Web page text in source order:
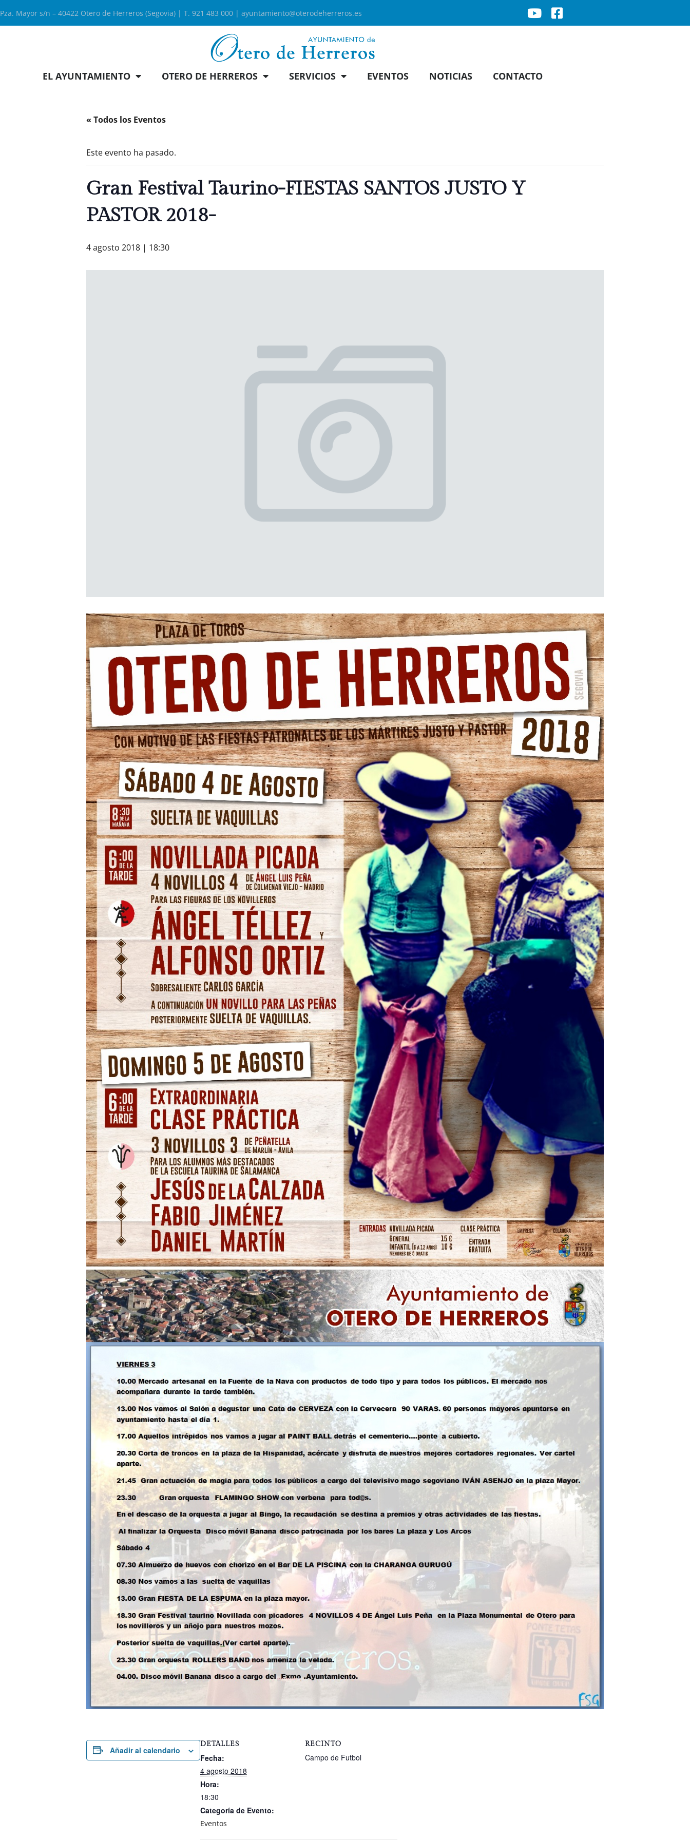
Pza. Mayor s/n – 40422 Otero de Herreros (Segovia) | T. 921 483 000 | ayuntamiento@oterodeherreros.es
EL AYUNTAMIENTO OTERO DE HERREROS SERVICIOS EVENTOS NOTICIAS CONTACTO
« Todos los Eventos
Este evento ha pasado.
Gran Festival Taurino-FIESTAS SANTOS JUSTO Y
PASTOR 2018-
4 agosto 2018 | 18:30
Añadir al calendario
DETALLES
Fecha:
4 agosto 2018
Hora:
18:30
Categoría de Evento:
Eventos
RECINTO
Campo de Futbol